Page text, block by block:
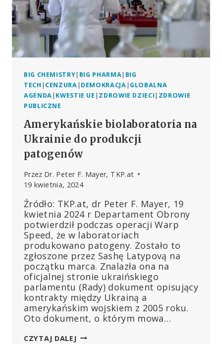
BIG CHEMISTRY| BIG PHARMA| BIG
TECH | CENZURA| DEMOKRACJA| GLOBALNA
AGENDA| KWESTIE UE | ZDROWIE DZIECI| ZDROWIE
PUBLICZNE
Amerykańskie biolaboratoria na
Ukrainie do produkcji
patogenów
Przez Dr. Peter F. Mayer, TKP.at
19 kwietnia, 2024
Źródło: TKP.at, dr Peter F. Mayer, 19
kwietnia 2024 r Departament Obrony
potwierdził podczas operacji Warp
Speed, że w laboratoriach
produkowano patogeny. Zostało to
zgłoszone przez Sashę Latypovą na
początku marca. Znalazła ona na
oficjalnej stronie ukraińskiego
parlamentu (Rady) dokument opisujący
kontrakty między Ukrainą a
amerykańskim wojskiem z 2005 roku.
Oto dokument, o którym mowa…
CZYTAJ DALEJAMERYKAŃSKIE